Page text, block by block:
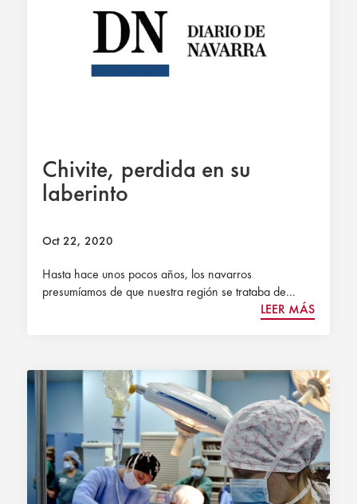
Chivite, perdida en su
laberinto
Oct 22, 2020
Hasta hace unos pocos años, los navarros
presumíamos de que nuestra región se trataba de...
LEER MÁS